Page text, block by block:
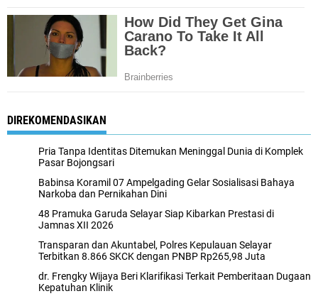
DIREKOMENDASIKAN
Pria Tanpa Identitas Ditemukan Meninggal Dunia di Komplek
Pasar Bojongsari
Babinsa Koramil 07 Ampelgading Gelar Sosialisasi Bahaya
Narkoba dan Pernikahan Dini
48 Pramuka Garuda Selayar Siap Kibarkan Prestasi di
Jamnas XII 2026
Transparan dan Akuntabel, Polres Kepulauan Selayar
Terbitkan 8.866 SKCK dengan PNBP Rp265,98 Juta
dr. Frengky Wijaya Beri Klarifikasi Terkait Pemberitaan Dugaan
Kepatuhan Klinik